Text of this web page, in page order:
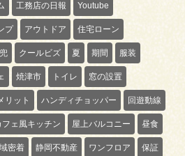
工務店の日報 Youtube
プ アウトドア 住宅ローン
クールビズ 夏 期間 服装
焼津市 トイレ 窓の設置
リット ハンディチョッパー 回遊動線
フェ風キッチン 屋上バルコニー 昼食
密着 静岡不動産 ワンフロア 保証